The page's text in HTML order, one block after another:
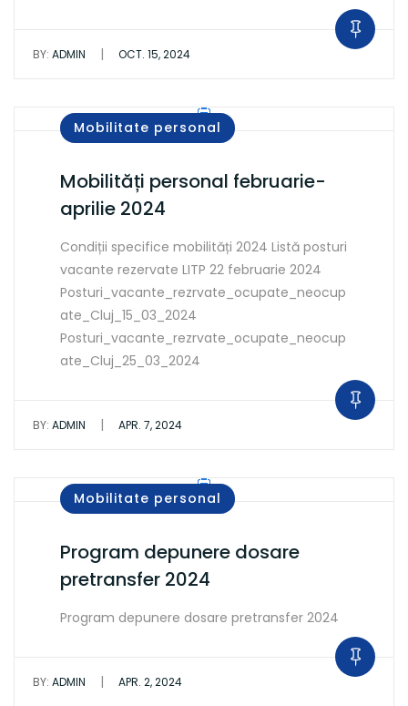
BY: ADMIN | OCT. 15, 2024
Mobilitate personal
Mobilități personal februarie-
aprilie 2024
Condiții specifice mobilități 2024 Listă posturi
vacante rezervate LITP 22 februarie 2024
Posturi_vacante_rezrvate_ocupate_neocup
ate_Cluj_15_03_2024
Posturi_vacante_rezrvate_ocupate_neocup
ate_Cluj_25_03_2024
BY: ADMIN | APR. 7, 2024
Mobilitate personal
Program depunere dosare
pretransfer 2024
Program depunere dosare pretransfer 2024
BY: ADMIN | APR. 2, 2024